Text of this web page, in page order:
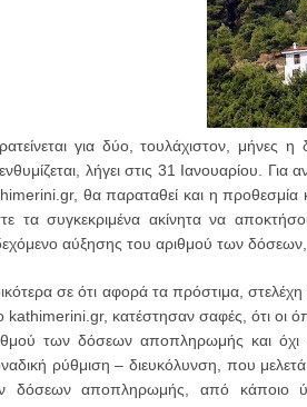
για δύο, τουλάχιστον, μήνες
λήγει στις 31 Ιανουαρίου.
θα παραταθεί και η προθεσμία
τα συγκεκριμένα ακίνητα να
αύξησης του αριθμού των
σε ότι αφορά τα πρόστιμα,
kathimerini.gr, κατέστησαν σαφές, ότι οι
των δόσεων αποπληρωμής και όχι
ρύθμιση – διευκόλυνση, που
δόσεων αποπληρωμής, από κάποιο